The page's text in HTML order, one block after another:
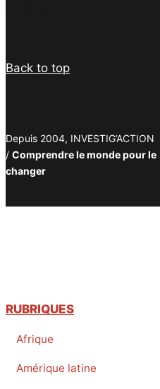
Back to top
Depuis 2004, INVESTIG’ACTION
/ Comprendre le monde pour le
changer
RUBRIQUES
Afrique
Amérique latine